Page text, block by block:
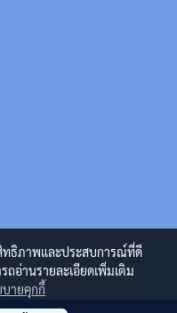
ทธิภาพและประสบการณ์ที่ดี
ถอ่านรายละเอียดเพิ่มเติม
บายคุกกี้